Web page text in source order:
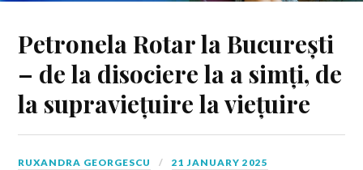
Petronela Rotar la București
– de la disociere la a simți, de
la supraviețuire la viețuire
RUXANDRA GEORGESCU 21 JANUARY 2025